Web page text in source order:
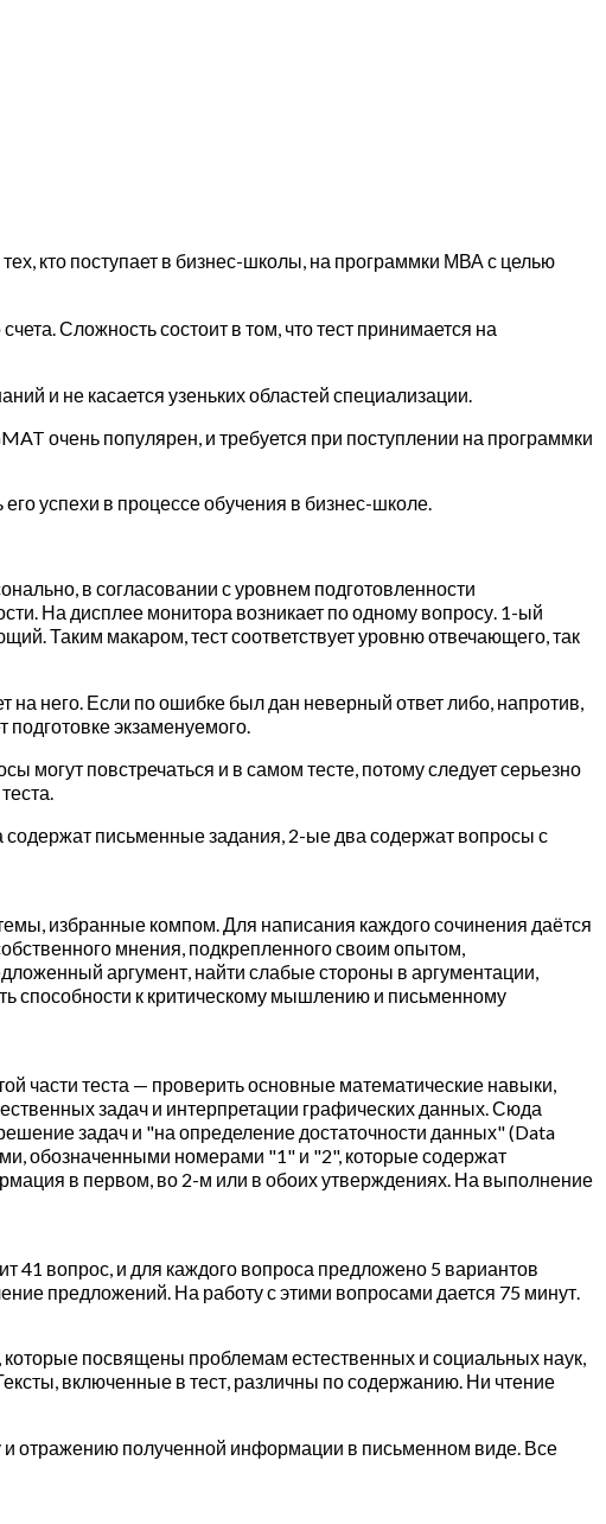
кто поступает в бизнес-школы, на программки МВА с целью
Сложность состоит в том, что тест принимается на
и не касается узеньких областей специализации.
очень популярен, и требуется при поступлении на программки
успехи в процессе обучения в бизнес-школе.
в согласовании с уровнем подготовленности
На дисплее монитора возникает по одному вопросу. 1-ый
Таким макаром, тест соответствует уровню отвечающего, так
него. Если по ошибке был дан неверный ответ либо, напротив,
экзаменуемого.
могут повстречаться и в самом тесте, потому следует серьезно
содержат письменные задания, 2-ые два содержат вопросы с
избранные компом. Для написания каждого сочинения даётся
мнения, подкрепленного своим опытом,
аргумент, найти слабые стороны в аргументации,
способности к критическому мышлению и письменному
части теста — проверить основные математические навыки,
задач и интерпретации графических данных. Сюда
задач и "на определение достаточности данных" (Data
обозначенными номерами "1" и "2", которые содержат
в первом, во 2-м или в обоих утверждениях. На выполнение
41 вопрос, и для каждого вопроса предложено 5 вариантов
предложений. На работу с этими вопросами дается 75 минут.
которые посвящены проблемам естественных и социальных наук,
включенные в тест, различны по содержанию. Ни чтение
и отражению полученной информации в письменном виде. Все